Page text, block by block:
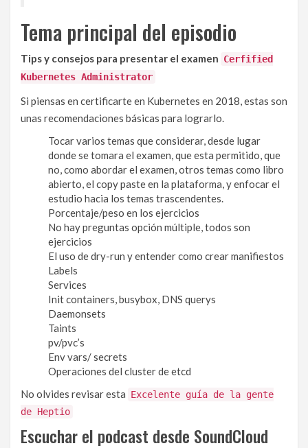
Tema principal del episodio
Tips y consejos para presentar el examen Cerfified
Kubernetes Administrator
Si piensas en certificarte en Kubernetes en 2018, estas son
unas recomendaciones básicas para lograrlo.
Tocar varios temas que considerar, desde lugar
donde se tomara el examen, que esta permitido, que
no, como abordar el examen, otros temas como libro
abierto, el copy paste en la plataforma, y enfocar el
estudio hacia los temas trascendentes.
Porcentaje/peso en los ejercicios
No hay preguntas opción múltiple, todos son
ejercicios
El uso de dry-run y entender como crear manifiestos
Labels
Services
Init containers, busybox, DNS querys
Daemonsets
Taints
pv/pvc’s
Env vars/ secrets
Operaciones del cluster de etcd
No olvides revisar esta Excelente guía de la gente
de Heptio
Escuchar el podcast desde SoundCloud